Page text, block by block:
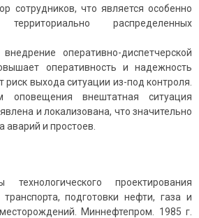
сотрудников, что является особенно
распределенных
оперативно-диспетчерской
оперативность и надежность
риск выхода ситуации из-под контроля.
оповещения внештатная ситуация
и локализована, что значительно
аварий и простоев.
проектирования
подготовки нефти, газа и
Миннефтепром. 1985 г.